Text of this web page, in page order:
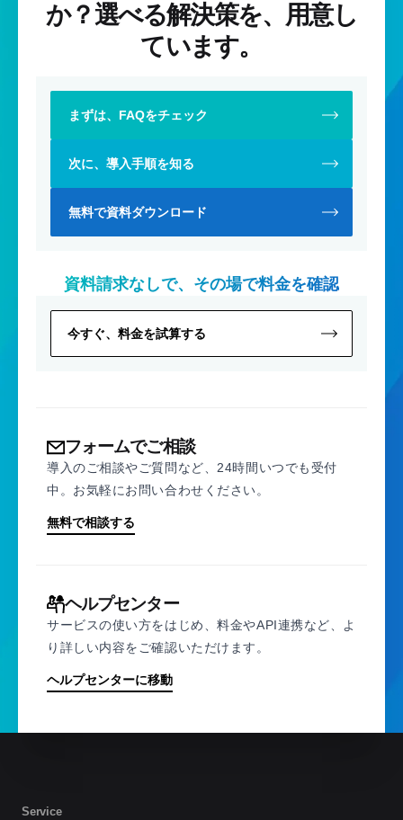
か？選べる解決策を、用意し
ています。
まずは、FAQをチェック
次に、導入手順を知る
無料で資料ダウンロード
資料請求なしで、その場で料金を確認
今すぐ、料金を試算する
フォームでご相談
導入のご相談やご質問など、24時間いつでも受付
中。お気軽にお問い合わせください。
無料で相談する
ヘルプセンター
サービスの使い方をはじめ、料金やAPI連携など、よ
り詳しい内容をご確認いただけます。
ヘルプセンターに移動
Service